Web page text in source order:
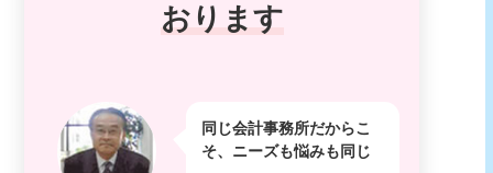
おります
同じ会計事務所だからこ
そ、ニーズも悩みも同じ